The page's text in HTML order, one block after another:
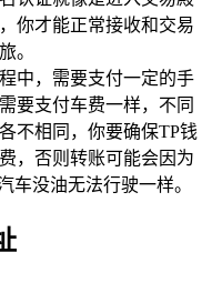
你才能正常接收和交易
。
中，需要支付一定的手
要支付车费一样，不同
不相同，你要确保TP钱
，否则转账可能会因为
车没油无法行驶一样。